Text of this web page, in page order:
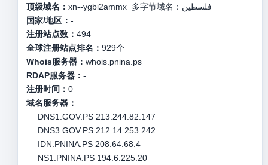
顶级域名： xn--ygbi2ammx多字节域名： فلسطين
国家/地区： -
注册站点数： 494
全球注册站点排名： 929个
Whois服务器： whois.pnina.ps
RDAP服务器： -
注册时间： 0
域名服务器：
DNS1.GOV.PS 213.244.82.147
DNS3.GOV.PS 212.14.253.242
IDN.PNINA.PS 208.64.68.4
NS1.PNINA.PS 194.6.225.20